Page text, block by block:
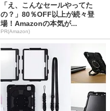
「え、こんなセールやってた
の？」80％OFF以上が続々登
場！Amazonの本気が...
PR(Amazon)